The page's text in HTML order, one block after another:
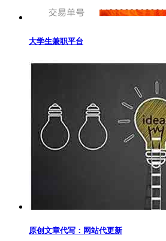
大学生兼职平台
原创文章代写：网站代更新